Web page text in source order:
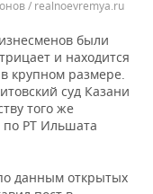
/ realnoevremya.ru
были
и находится
крупном размере.
суд Казани
того же
по РТ Ильшата
данным открытых